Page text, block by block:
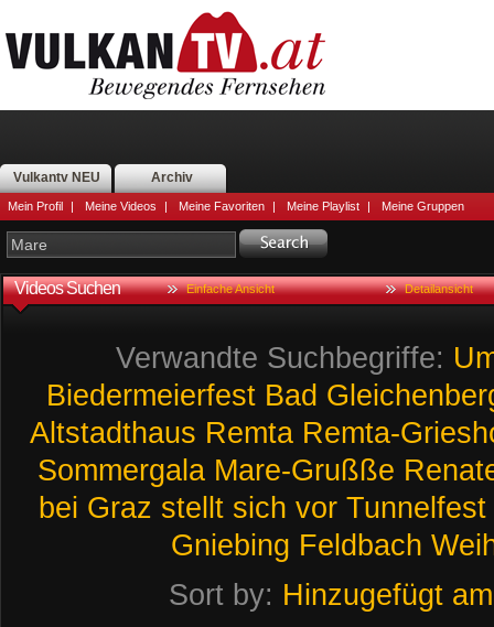
Vulkantv NEU Archiv
Mein Profil | Meine Videos | Meine Favoriten | Meine Playlist | Meine Gruppen
Videos Suchen Einfache Ansicht Detailansicht
Verwandte Suchbegriffe:
Biedermeierfest Bad
Altstadthaus Remta Remta-
Sommergala Mare-Grußße
bei Graz stellt sich vor Tunnelfest
Gniebing Feldbach
Sort by: Hinzugefügt am